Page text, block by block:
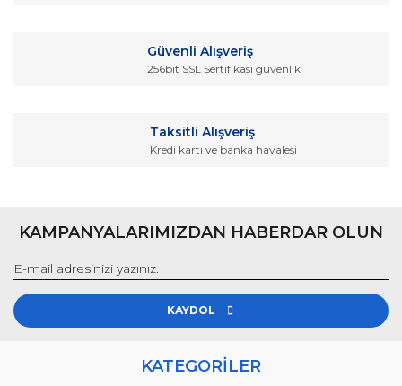
Güvenli Alışveriş
256bit SSL Sertifikası güvenlik
Taksitli Alışveriş
Kredi kartı ve banka havalesi
KAMPANYALARIMIZDAN HABERDAR OLUN
KAYDOL
KATEGORİLER